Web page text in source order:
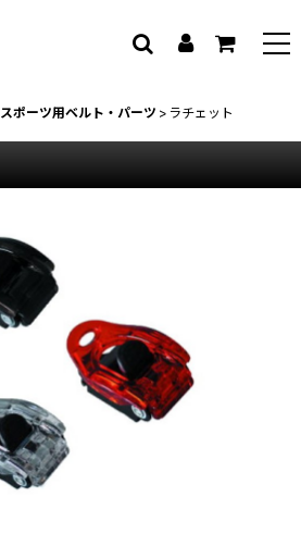
スポーツ用ベルト・パーツ > ラチェット